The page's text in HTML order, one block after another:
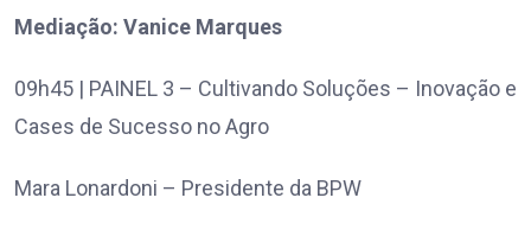
Mediação: Vanice Marques
09h45 | PAINEL 3 – Cultivando Soluções – Inovação e
Cases de Sucesso no Agro
Mara Lonardoni – Presidente da BPW